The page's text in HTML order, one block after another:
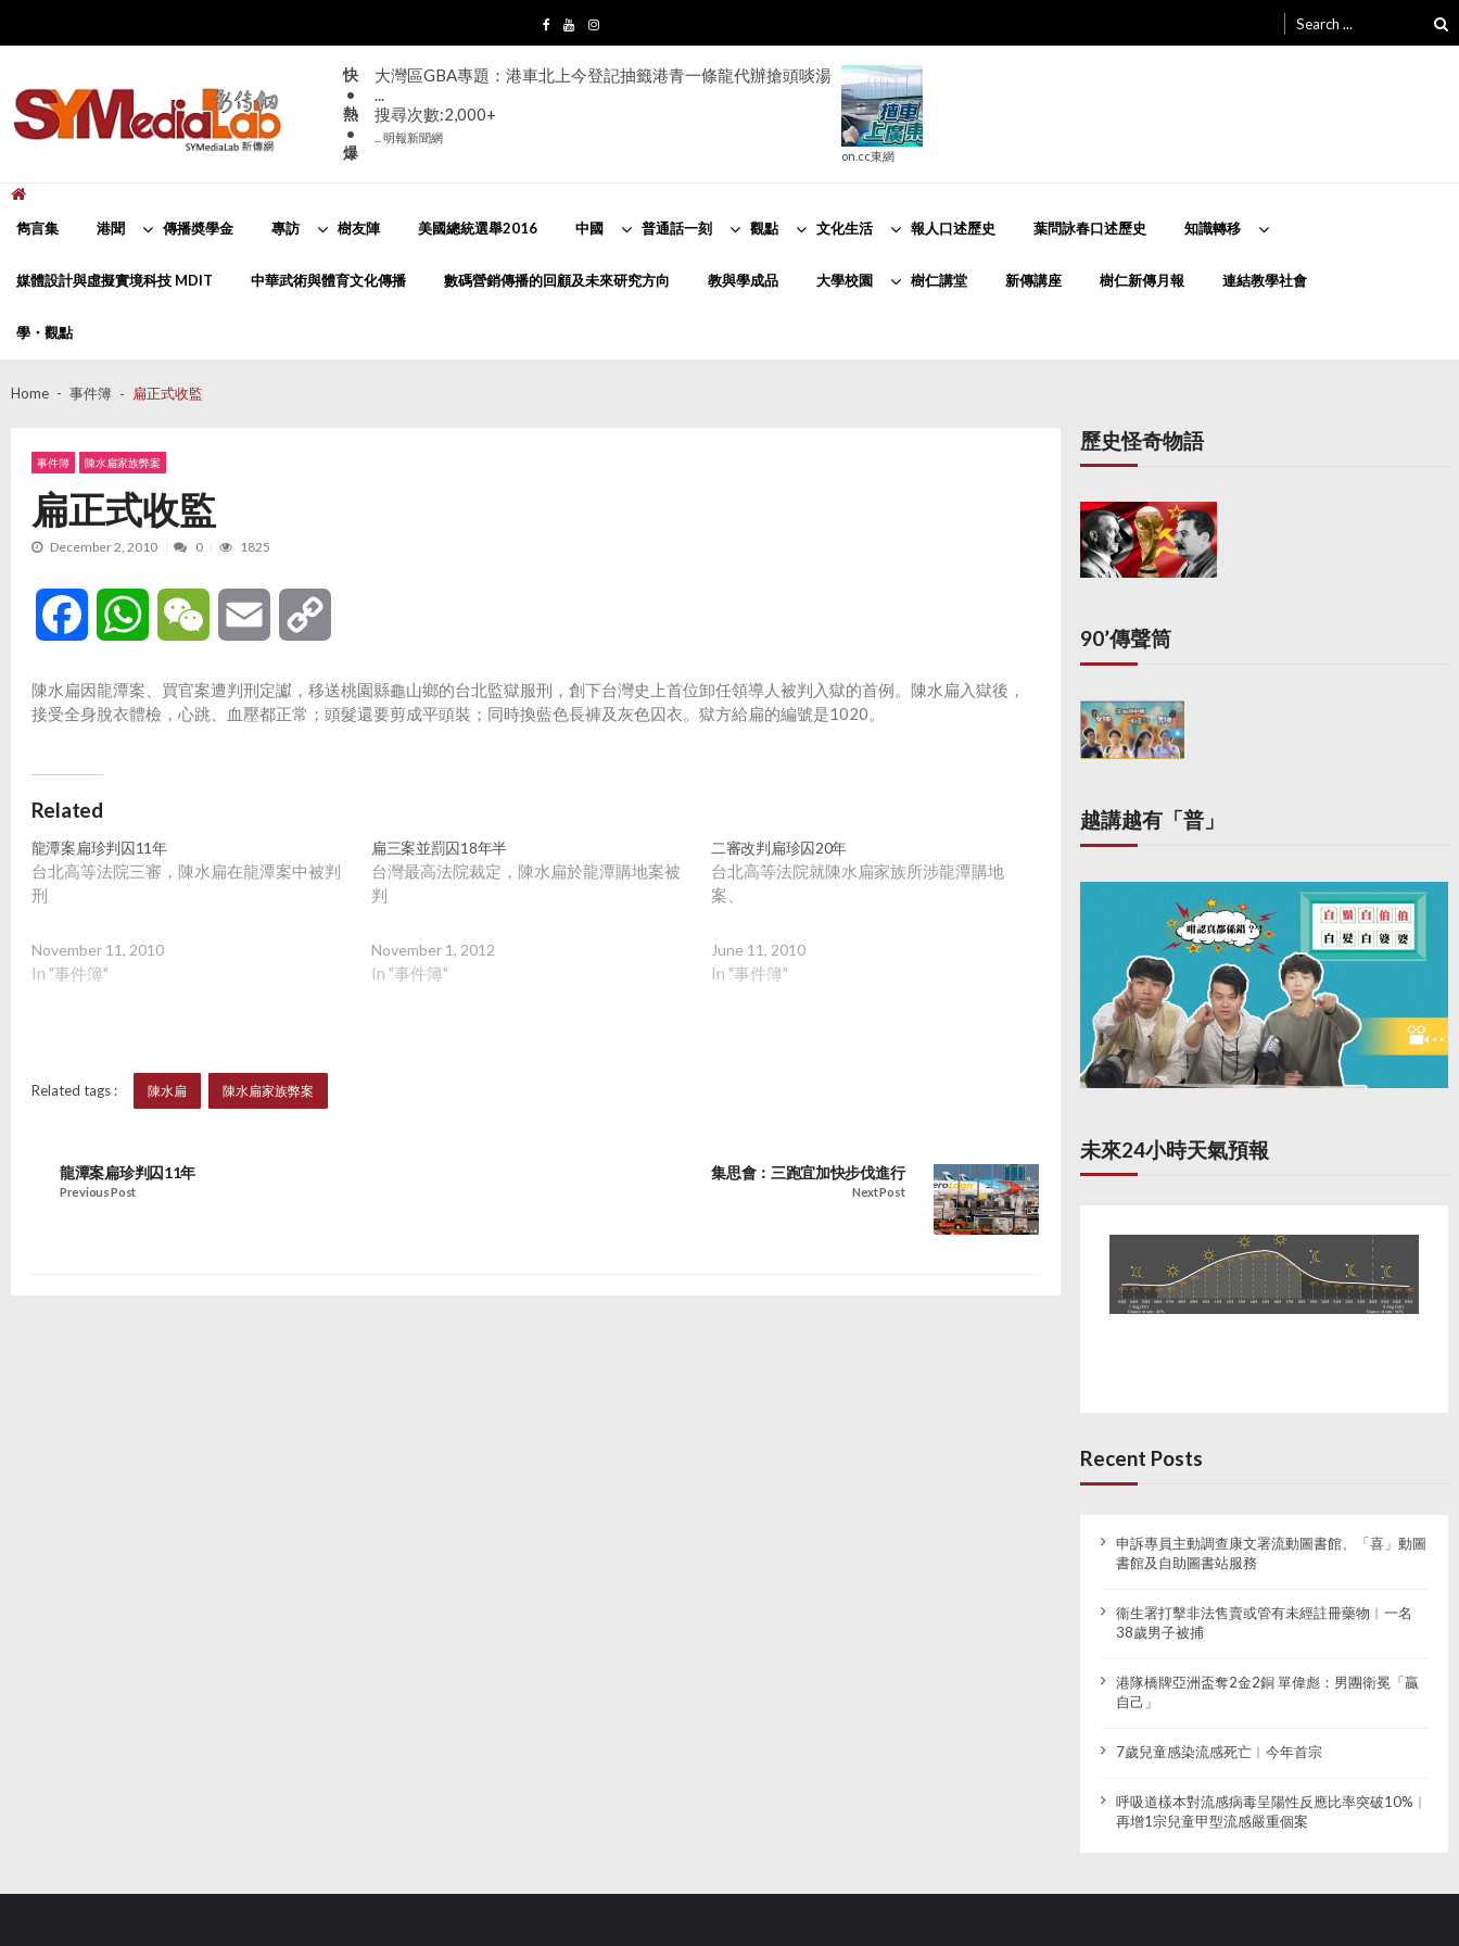
navigation
content
for:
快
•
熱
•
爆
大灣區GBA專題：港車北上今登記抽籤港青一條龍代辦搶頭啖湯
...
搜尋次數:2,000+
... 明報新聞網
on.cc東網
雋言集 港聞 傳播奬學金 專訪 樹友陣 美國總統選舉2016 中國 普通話一刻 觀點 文化生活 報人口述歷史 葉問詠春口述歷史 知識轉移
媒體設計與虛擬實境科技 MDIT 中華武術與體育文化傳播 數碼營銷傳播的回顧及未來研究方向 教與學成品 大學校園 樹仁講堂 新傳講座 樹仁新傳月報 連結教學社會
學・觀點
Home 事件簿 扁正式收監
事件簿 陳水扁家族弊案
扁正式收監
December 2, 2010 0 1825
Facebook WhatsAppWeChat Email
陳水扁因龍潭案、買官案遭判刑定讞，移送桃園縣龜山鄉的台北監獄服刑，創下台灣史上首位卸任領導人被判入獄的首例。陳水扁入獄後，
接受全身脫衣體檢，心跳、血壓都正常；頭髮還要剪成平頭裝；同時換藍色長褲及灰色囚衣。獄方給扁的編號是1020。
Related
龍潭案扁珍判囚11年
台北高等法院三審，陳水扁在龍潭案中被判
刑
November 11, 2010
In "事件簿"
扁三案並罰囚18年半
台灣最高法院裁定，陳水扁於龍潭購地案被
判
November 1, 2012
In "事件簿"
二審改判扁珍囚20年
台北高等法院就陳水扁家族所涉龍潭購地
案、
June 11, 2010
In "事件簿"
Related tags : 陳水扁 陳水扁家族弊案
龍潭案扁珍判囚11年
Previous Post
集思會：三跑宜加快步伐進行
Next Post
歷史怪奇物語
90’傳聲筒
越講越有「普」
未來24小時天氣預報
Recent Posts
申訴專員主動調查康文署流動圖書館、「喜」動圖
書館及自助圖書站服務
衞生署打擊非法售賣或管有未經註冊藥物︱一名
38歲男子被捕
港隊橋牌亞洲盃奪2金2銅 單偉彪：男團衛冕「贏
自己」
7歲兒童感染流感死亡︱今年首宗
呼吸道樣本對流感病毒呈陽性反應比率突破10%︱
再增1宗兒童甲型流感嚴重個案